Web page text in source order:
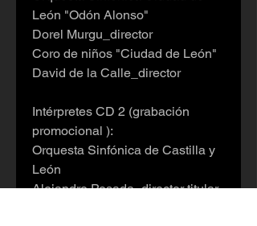
León "Odón Alonso"
Dorel Murgu_director
Coro de niños "Ciudad de León"
David de la Calle_director
Intérpretes CD 2 (grabación
promocional ):
Orquesta Sinfónica de Castilla y
León
Alejandro Posada_director titular